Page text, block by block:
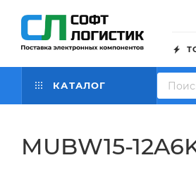
КАТАЛОГ
MUBW15-